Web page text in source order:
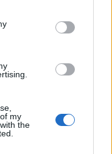
in below Google
my
the
από